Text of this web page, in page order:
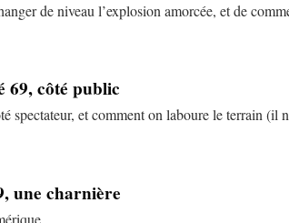
de niveau l’explosion amorcée, et de
69, côté public
spectateur, et comment on laboure le terrain (il
une charnière